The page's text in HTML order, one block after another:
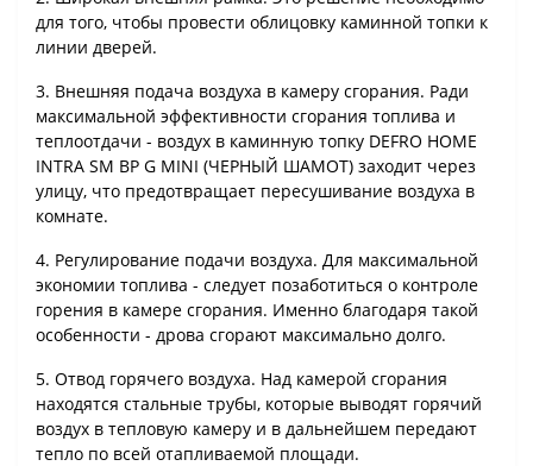
для того, чтобы провести облицовку каминной топки к
линии дверей.
3. Внешняя подача воздуха в камеру сгорания. Ради
максимальной эффективности сгорания топлива и
теплоотдачи - воздух в каминную топку DEFRO HOME
INTRA SM BP G MINI (ЧЕРНЫЙ ШАМОТ) заходит через
улицу, что предотвращает пересушивание воздуха в
комнате.
4. Регулирование подачи воздуха. Для максимальной
экономии топлива - следует позаботиться о контроле
горения в камере сгорания. Именно благодаря такой
особенности - дрова сгорают максимально долго.
5. Отвод горячего воздуха. Над камерой сгорания
находятся стальные трубы, которые выводят горячий
воздух в тепловую камеру и в дальнейшем передают
тепло по всей отапливаемой площади.